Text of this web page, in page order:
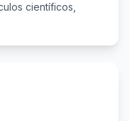
científicos,